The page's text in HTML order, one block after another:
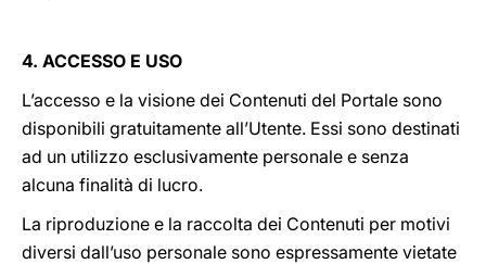
4. ACCESSO E USO
L’accesso e la visione dei Contenuti del Portale sono
disponibili gratuitamente all’Utente. Essi sono destinati
ad un utilizzo esclusivamente personale e senza
alcuna finalità di lucro.
La riproduzione e la raccolta dei Contenuti per motivi
diversi dall’uso personale sono espressamente vietate